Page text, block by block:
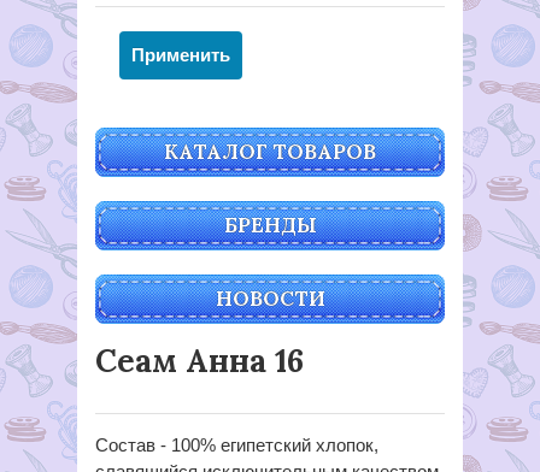
КАТАЛОГ ТОВАРОВ
БРЕНДЫ
НОВОСТИ
Сеам Анна 16
Состав - 100% египетский хлопок,